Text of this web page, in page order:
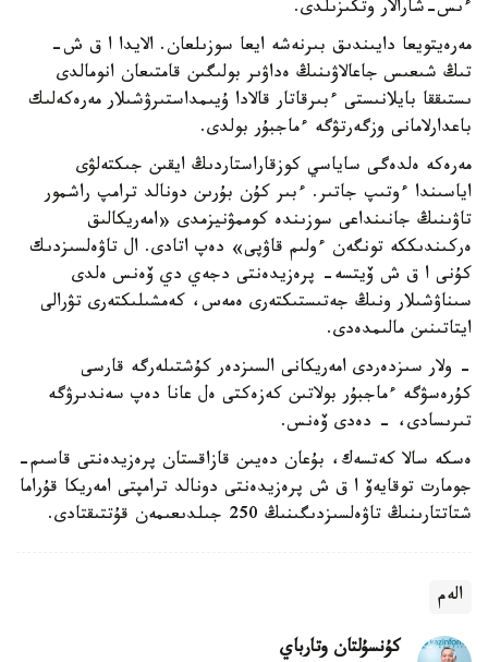
ءىس-شارالار وتكىزىلدى.
مەرەيتويعا دايىندىق بىرنەشە ايعا سوزىلعان. الايدا ا ق ش-
تىڭ شىعىس جاعالاۋىنىڭ ەداۋىر بولىگىن قامتىعان انومالدى
ىستىققا بايلانىستى ءبىرقاتار قالادا ۇيىمداستىرۋشىلار مەرەكەلىك
باعدارلامانى وزگەرتۋگە ءماجبۇر بولدى.
مەرەكە ەلدەگى ساياسي كوزقاراستاردىڭ ايقىن جىكتەلۋى
اياسىندا ءوتىپ جاتىر. ءبىر كۇن بۇرىن دونالد ترامپ راشمور
تاۋىنىڭ جانىنداعى سوزىندە كوممۋنيزمدى «امەريكالىق
ەركىندىككە تونگەن ءولىم قاۋپى» دەپ اتادى. ال تاۋەلسىزدىك
كۇنى ا ق ش ۆيتسە- پرەزيدەنتى دجەي دي ۆەنس ەلدى
سىناۋشىلار ونىڭ جەتىستىكتەرى ەمەس، كەمشىلىكتەرى تۋرالى
ايتاتىنىن مالىمدەدى.
- ولار سىزدەردى امەريكانى السىزدەر كۇشتىلەرگە قارسى
كۇرەسۋگە ءماجبۇر بولاتىن كەزەكتى ەل عانا دەپ سەندىرۋگە
تىرىسادى، - دەدى ۆەنس.
ەسكە سالا كەتسەك، بۇعان دەيىن قازاقستان پرەزيدەنتى قاسىم-
جومارت توقايەۆ ا ق ش پرەزيدەنتى دونالد ترامپتى امەريكا قۇراما
شتاتتارىنىڭ تاۋەلسىزدىگىنىڭ 250 جىلدىعىمەن قۇتتىقتادى.
الەم
كۇنسۇلتان وتارباي